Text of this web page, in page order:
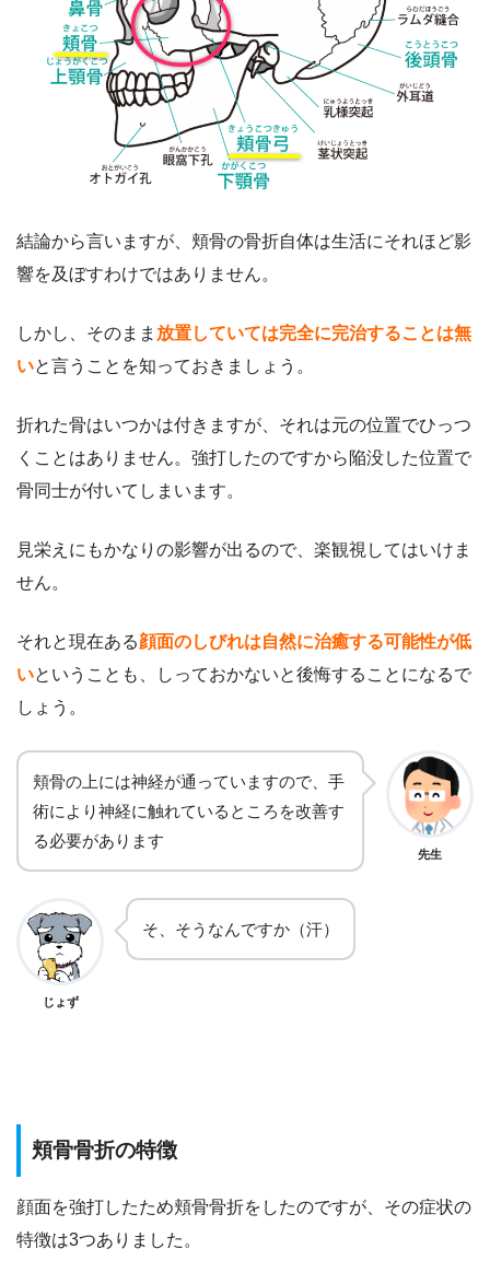
結論から言いますが、頬骨の骨折自体は生活にそれほど影
響を及ぼすわけではありません。
しかし、そのまま 放置していては完全に完治することは無
いと言うことを知っておきましょう。
折れた骨はいつかは付きますが、それは元の位置でひっつ
くことはありません。強打したのですから陥没した位置で
骨同士が付いてしまいます。
見栄えにもかなりの影響が出るので、楽観視してはいけま
せん。
それと現在ある顔面のしびれは自然に治癒する可能性が低
いということも、しっておかないと後悔することになるで
しょう。
頬骨の上には神経が通っていますので、手
術により神経に触れているところを改善す
る必要があります
先生
じょず
そ、そうなんですか（汗）
頬骨骨折の特徴
顔面を強打したため頬骨骨折をしたのですが、その症状の
特徴は3つありました。